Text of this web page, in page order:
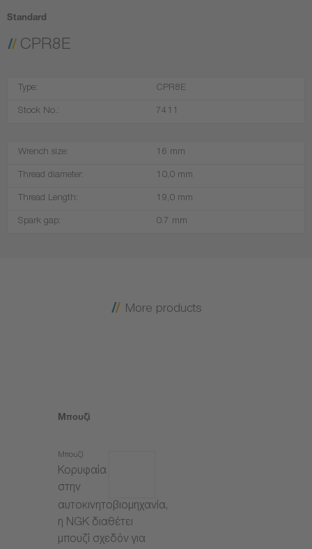
Standard
CPR8E
Type: CPR8E
Stock No.: 7411
Wrench size: 16 mm
Thread diameter: 10,0 mm
Thread Length: 19,0 mm
Spark gap: 0.7 mm
More products
Μπουζί
Μπουζί
Κορυφαία
στην
αυτοκινητοβιομηχανία,
η NGK διαθέτει
μπουζί σχεδόν για